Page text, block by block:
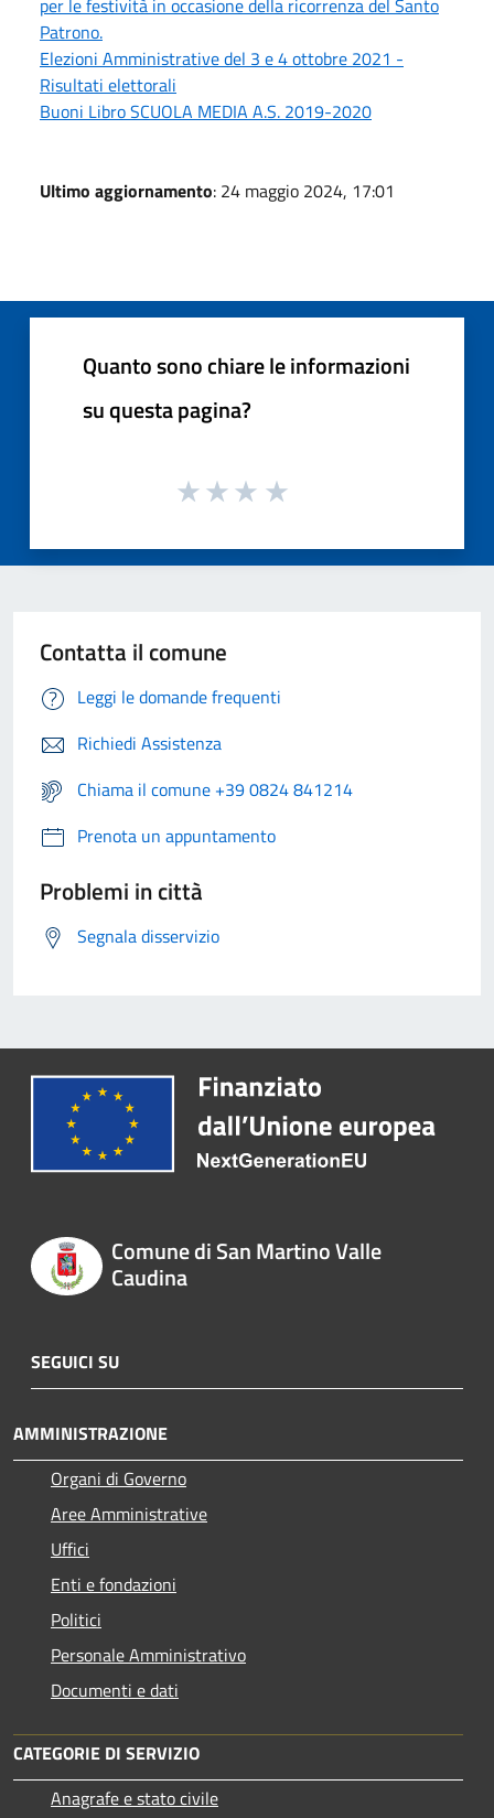
Patrono.
Elezioni Amministrative del 3 e 4 ottobre 2021 -
Risultati elettorali
Buoni Libro SCUOLA MEDIA A.S. 2019-2020
Ultimo aggiornamento: 24 maggio 2024, 17:01
Quanto sono chiare le informazioni
su questa pagina?
Contatta il comune
Leggi le domande frequenti
Richiedi Assistenza
Chiama il comune +39 0824 841214
Prenota un appuntamento
Problemi in città
Segnala disservizio
Comune di San Martino Valle
Caudina
SEGUICI SU
AMMINISTRAZIONE
Organi di Governo
Aree Amministrative
Uffici
Enti e fondazioni
Politici
Personale Amministrativo
Documenti e dati
CATEGORIE DI SERVIZIO
Anagrafe e stato civile